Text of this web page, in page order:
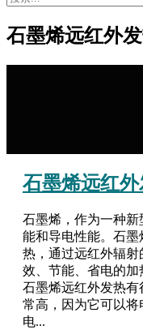
石墨烯远红外
石墨烯远红
石墨烯，作为一种
能和导电性能。石
热，通过远红外辐
效、节能、省电的加
石墨烯远红外发热
常高，因为它可以将
电...